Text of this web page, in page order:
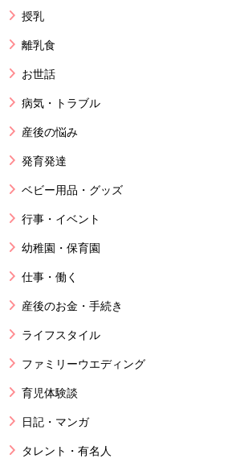
授乳
離乳食
お世話
病気・トラブル
産後の悩み
発育発達
ベビー用品・グッズ
行事・イベント
幼稚園・保育園
仕事・働く
産後のお金・手続き
ライフスタイル
ファミリーウエディング
育児体験談
日記・マンガ
タレント・有名人